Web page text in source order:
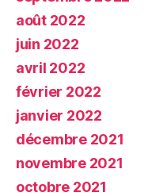
août 2022
juin 2022
avril 2022
février 2022
janvier 2022
décembre 2021
novembre 2021
octobre 2021